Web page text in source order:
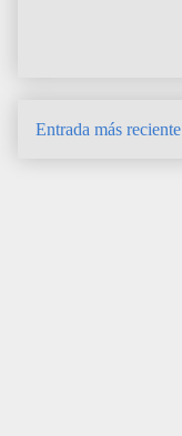
Entrada más reciente